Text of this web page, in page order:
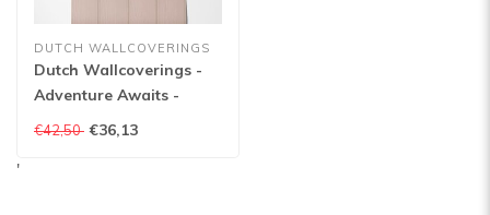
DUTCH WALLCOVERINGS
Dutch Wallcoverings -
Adventure Awaits -
Tongue & Groove Pink -
€42,50 €36,13
'